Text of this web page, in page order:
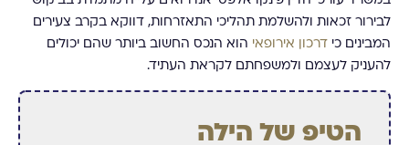
לבירור זכאות ולהשלמת תהליכי התאזרחות, דווקא בקרב צעירים
המבינים כי דרכון אירופאי הוא הנכס החשוב ביותר שהם יכולים
להעניק לעצמם ולמשפחתם לקראת העתיד.
הטיפ של הילה